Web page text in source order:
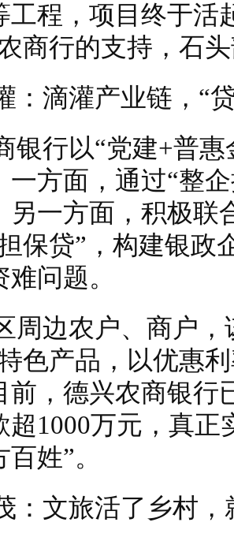
工程，项目终于活
商行的支持，石
：滴灌产业链，“
银行以“党建+普
一方面，通过“整
另一方面，积极联
保贷”，构建银政
问题。
周边农户、商户，
色产品，以优惠
前，德兴农商银行
超1000万元，真
姓”。
：文旅活了乡村，